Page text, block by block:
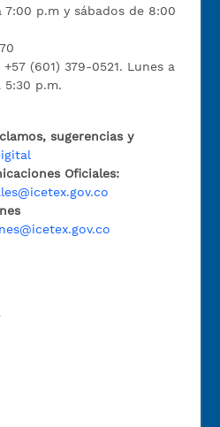
7:00 p.m y sábados de 8:00
+57 (601) 379-0521. Lunes a
5:30 p.m.
sugerencias y
Oficiales: